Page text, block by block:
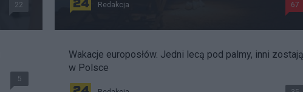
22
5
Redakcja 67
Wakacje europosłów. Jedni lecą pod palmy, inni zostają
w Polsce